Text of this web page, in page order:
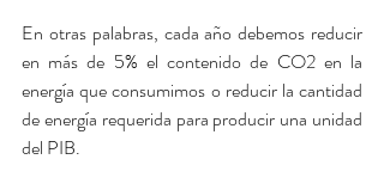
En otras palabras, cada año debemos reducir
en más de 5% el contenido de CO2 en la
energía que consumimos o reducir la cantidad
de energía requerida para producir una unidad
del PIB.